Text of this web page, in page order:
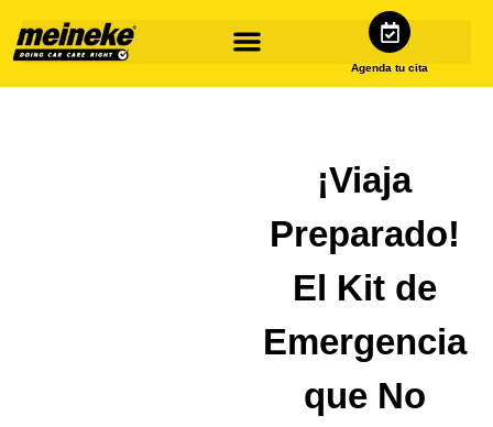
Agenda tu cita
¡Viaja
Preparado!
El Kit de
Emergencia
que No